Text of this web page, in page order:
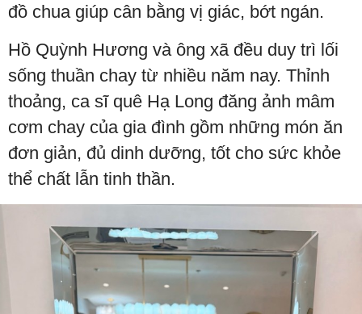
đồ chua giúp cân bằng vị giác, bớt ngán.
Hồ Quỳnh Hương và ông xã đều duy trì lối
sống thuần chay từ nhiều năm nay. Thỉnh
thoảng, ca sĩ quê Hạ Long đăng ảnh mâm
cơm chay của gia đình gồm những món ăn
đơn giản, đủ dinh dưỡng, tốt cho sức khỏe
thể chất lẫn tinh thần.